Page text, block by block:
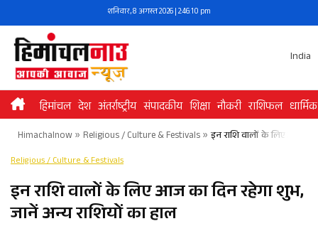
to
content
शनिवार, 8 अगस्त 2026 | 2:46:10 pm
India
हिमांचल देश अंतर्राष्ट्रीय संपादकीय शिक्षा नौकरी राशिफल धार्मिक
Himachalnow» Religious / Culture & Festivals» इन राशि वालों के लिए आज का
Religious / Culture & Festivals
इन राशि वालों के लिए आज का दिन रहेगा शुभ,
जानें अन्य राशियों का हाल